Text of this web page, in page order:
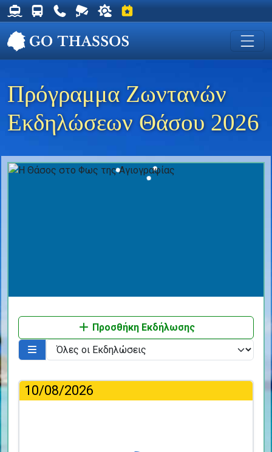
Δρομολόγια Φέρυ για Θάσο
Δρομολόγια Λεωφορείων Θάσου
Χρήσιμα Τηλέφωνα
Ζωντανή Κάμερα στη Χρυσή Ακτή
Ο καιρός στη Θάσο
Εκδηλώσεις στη Θάσο
Πρόγραμμα Ζωντανών
Εκδηλώσεων Θάσου 2026
Προσθήκη Εκδήλωσης
10/08/2026